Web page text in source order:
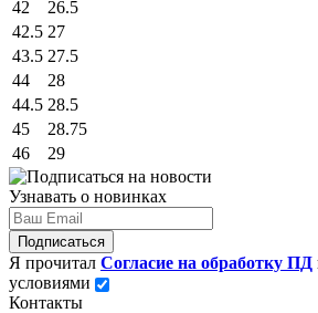
42
26.5
42.5 27
43.5 27.5
44
28
44.5 28.5
45
28.75
46
29
Узнавать о новинках
Подписаться
Я прочитал Согласие на обработку ПД
условиями
Контакты